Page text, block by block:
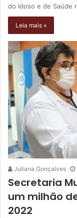
do Idoso e de Saúde
Leia mais »
Juliana Gonçalves
Secretaria
um milhão
2022